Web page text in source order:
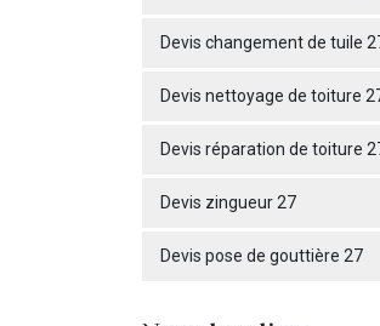
Devis changement de tuile
Devis nettoyage de toiture
Devis réparation de toiture
Devis zingueur 27
Devis pose de gouttière 27